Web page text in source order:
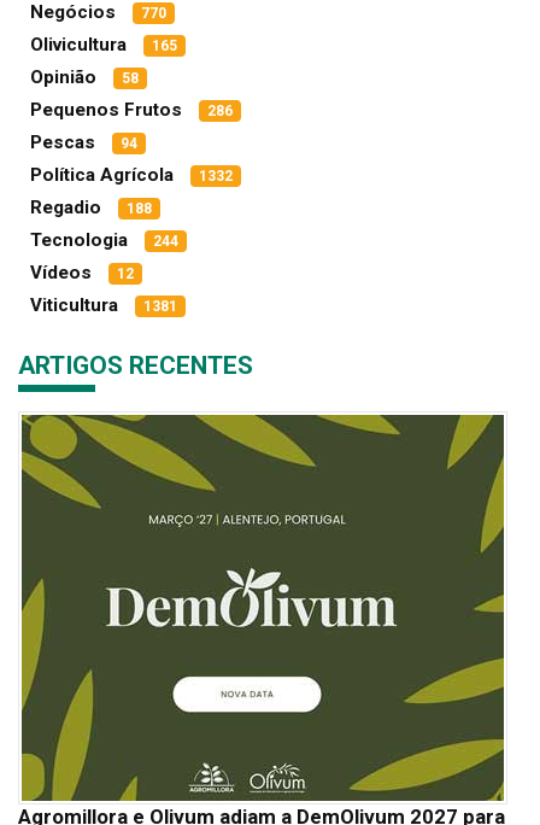
Negócios 770
Olivicultura 165
Opinião 58
Pequenos Frutos 286
Pescas 94
Política Agrícola 1332
Regadio 188
Tecnologia 244
Vídeos 12
Viticultura 1381
ARTIGOS RECENTES
Agromillora e Olivum adiam a DemOlivum 2027 para